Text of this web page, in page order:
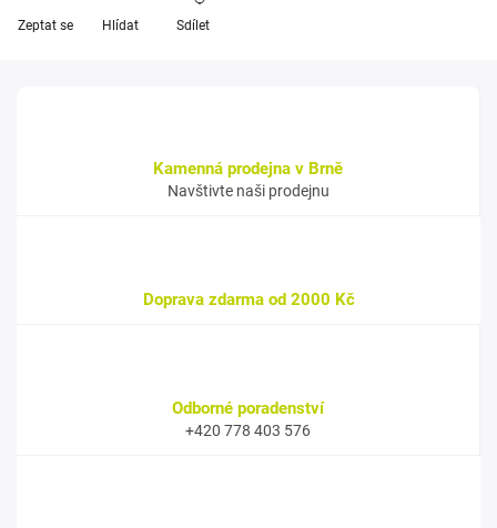
Zeptat se Hlídat Sdílet
Kamenná prodejna v Brně
Navštivte naši prodejnu
Doprava zdarma od 2000 Kč
Odborné poradenství
+420 778 403 576